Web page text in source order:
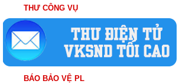
THƯ CÔNG VỤ
BÁO BẢO VỆ PL